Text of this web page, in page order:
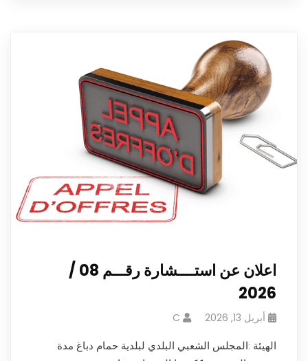
اعلان عن استــــشارة رقـــم 08 /
2026
أبريل 13, 2026 C
الهيئة :المجلس الشعبي البلدي لبلدية حمام دباغ مدة